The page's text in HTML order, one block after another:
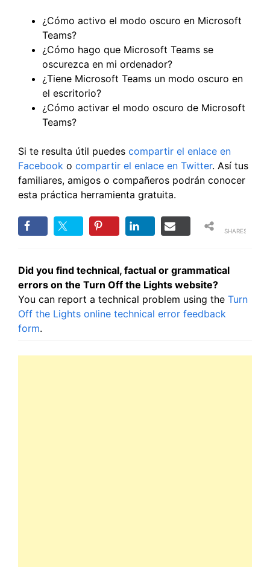
¿Cómo activo el modo oscuro en Microsoft
Teams?
¿Cómo hago que Microsoft Teams se
oscurezca en mi ordenador?
¿Tiene Microsoft Teams un modo oscuro en
el escritorio?
¿Cómo activar el modo oscuro de Microsoft
Teams?
Si te resulta útil puedes compartir el enlace en
Facebook o compartir el enlace en Twitter. Así tus
familiares, amigos o compañeros podrán conocer
esta práctica herramienta gratuita.
SHARES
Did you find technical, factual or grammatical
errors on the Turn Off the Lights website?
You can report a technical problem using the Turn
Off the Lights online technical error feedback
form.